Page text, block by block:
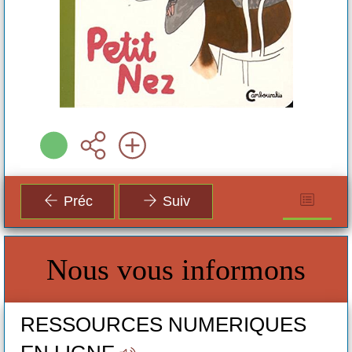
Préc Suiv
Nous vous informons
RESSOURCES NUMERIQUES